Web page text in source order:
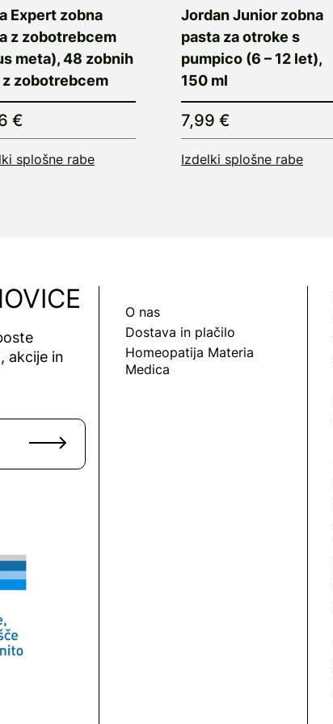
Expert zobna
z zobotrebcem
meta), 48 zobnih
zobotrebcem
€
splošne rabe
Jordan Junior zobna
pasta za otroke s
pumpico (6 – 12 let),
150 ml
7,99 €
Izdelki splošne rabe
akcije in
O nas
Dostava in plačilo
Homeopatija Materia
Medica